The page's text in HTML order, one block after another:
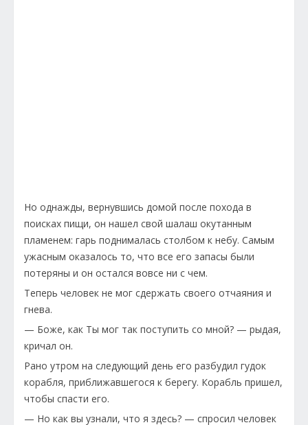
Но однажды, вернувшись домой после похода в
поисках пищи, он нашел свой шалаш окутанным
пламенем: гарь поднималась столбом к небу. Самым
ужасным оказалось то, что все его запасы были
потеряны и он остался вовсе ни с чем.
Теперь человек не мог сдержать своего отчаяния и
гнева.
— Боже, как Ты мог так поступить со мной? — рыдая,
кричал он.
Рано утром на следующий день его разбудил гудок
корабля, приближавшегося к берегу. Корабль пришел,
чтобы спасти его.
— Но как вы узнали, что я здесь? — спросил человек